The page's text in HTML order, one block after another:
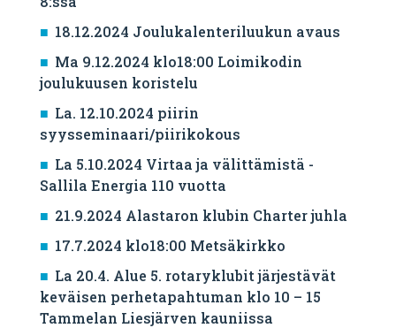
18.12.2024 Joulukalenteriluukun avaus
Ma 9.12.2024 klo18:00 Loimikodin
joulukuusen koristelu
La. 12.10.2024 piirin
syysseminaari/piirikokous
La 5.10.2024 Virtaa ja välittämistä -
Sallila Energia 110 vuotta
21.9.2024 Alastaron klubin Charter juhla
17.7.2024 klo18:00 Metsäkirkko
La 20.4. Alue 5. rotaryklubit järjestävät
keväisen perhetapahtuman klo 10 – 15
Tammelan Liesjärven kauniissa